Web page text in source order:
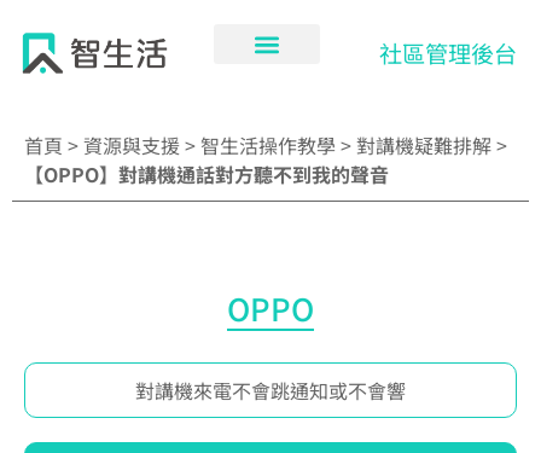
社區管理後台
首頁 >資源與支援> 智生活操作教學 >對講機疑難排解>
【OPPO】對講機通話對方聽不到我的聲音
OPPO
對講機來電不會跳通知或不會響